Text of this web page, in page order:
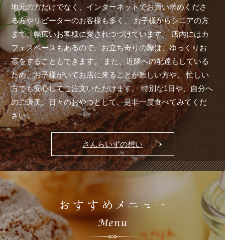
地元の方だけでなく、インターネットでお買い求めくださ
る方やリピーターのお客様も多く、
お子様からシニアの方
まで、幅広いお客様に愛されつづけています。 店内にはカ
フェスペースもあるので、お立ち寄りの際は、ゆっくりお
茶をすることもできます。
また、近隣への配達もしている
ため、お子様がいてお店に来ることが難しい方や、 忙しい
方でも安心してご注文いただけます。 特別な1日や、自分へ
のご褒美、日々のおやつとして、是非一度食べてみてくだ
さい。
さんらいずの想い
おすすめメニュー